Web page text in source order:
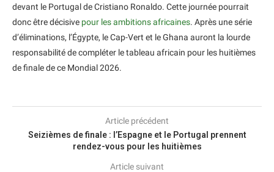
devant le Portugal de Cristiano Ronaldo. Cette journée pourrait
donc être décisive pour les ambitions africaines. Après une série
d’éliminations, l’Égypte, le Cap-Vert et le Ghana auront la lourde
responsabilité de compléter le tableau africain pour les huitièmes
de finale de ce Mondial 2026.
Article précédent
Seizièmes de finale : l’Espagne et le Portugal prennent
rendez-vous pour les huitièmes
Article suivant